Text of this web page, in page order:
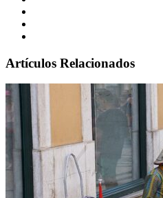
Artículos Relacionados